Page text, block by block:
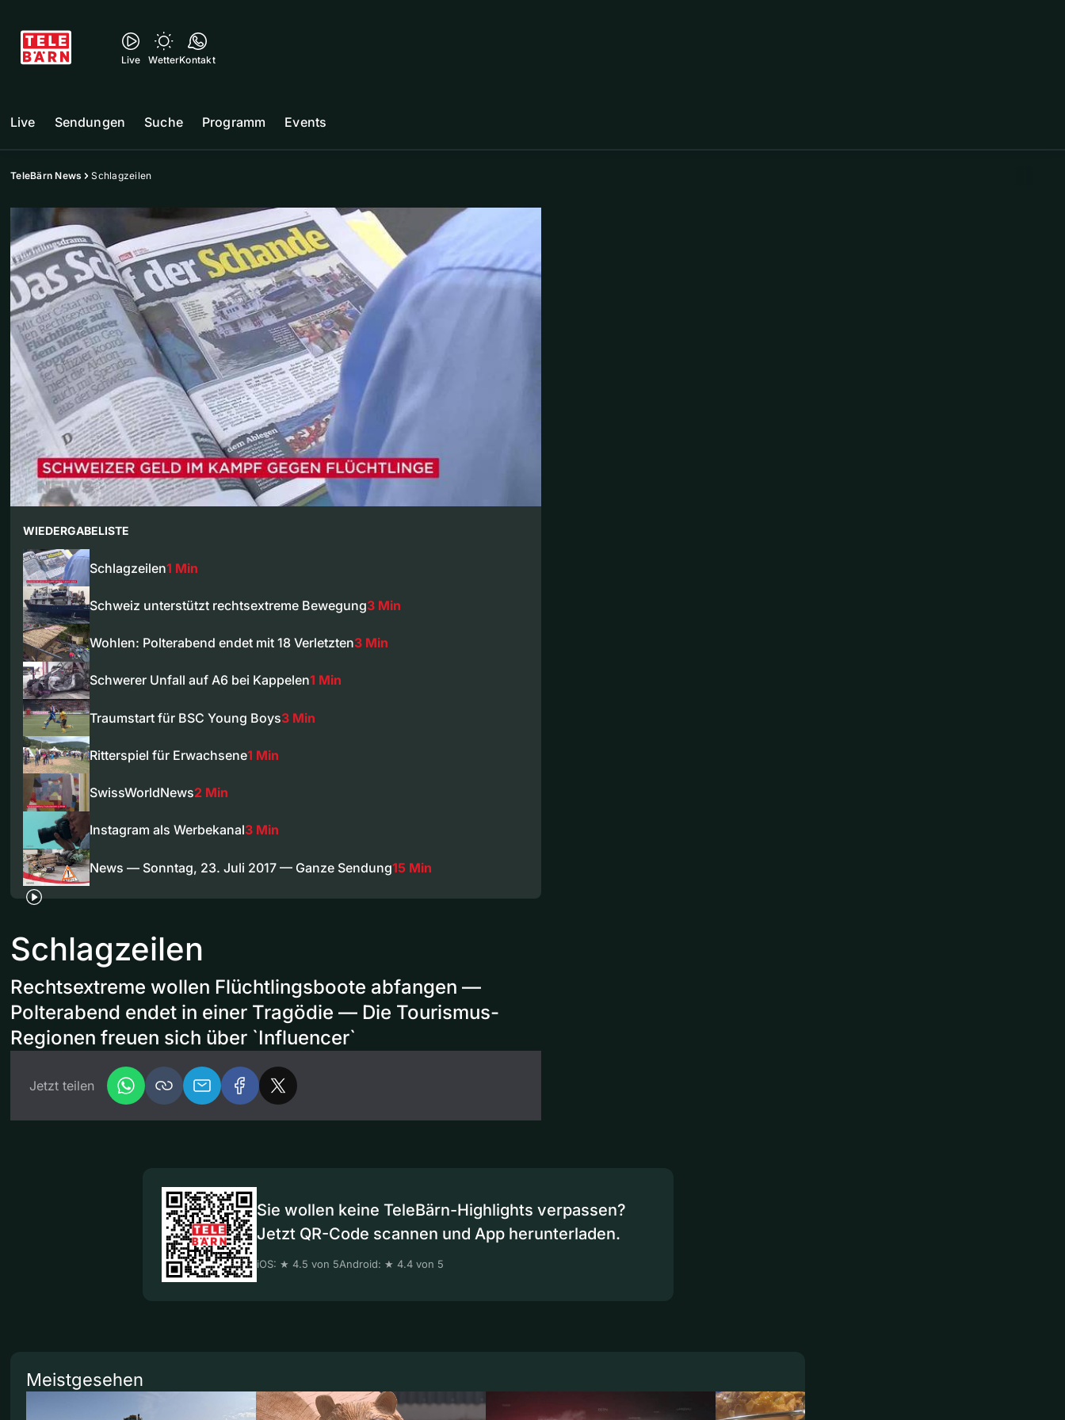
Live WetterKontakt
Live Sendungen Suche Programm Events
TeleBärn News Schlagzeilen
WIEDERGABELISTE
Schlagzeilen1 Min
Schweiz unterstützt rechtsextreme Bewegung3 Min
Wohlen: Polterabend endet mit 18 Verletzten3 Min
Schwerer Unfall auf A6 bei Kappelen1 Min
Traumstart für BSC Young Boys3 Min
Ritterspiel für Erwachsene1 Min
SwissWorldNews2 Min
Instagram als Werbekanal3 Min
News — Sonntag, 23. Juli 2017 — Ganze Sendung15 Min
Schlagzeilen
Rechtsextreme wollen Flüchtlingsboote abfangen —
Polterabend endet in einer Tragödie — Die Tourismus-
Regionen freuen sich über `Influencer`
Jetzt teilen
Sie wollen keine TeleBärn-Highlights verpassen?
Jetzt QR-Code scannen und App herunterladen.
iOS: ★ 4.5 von 5Android: ★ 4.4 von 5
Meistgesehen